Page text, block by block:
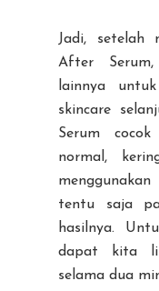
Jadi, setelah
After
lainnya
skincare
Serum
normal,
tentu saja
hasilnya.
dapat kita
selama dua